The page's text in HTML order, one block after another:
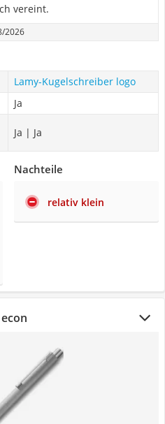
vereint.
2026
Lamy-Kugelschreiber logo
Ja
Ja | Ja
Nachteile
relativ klein